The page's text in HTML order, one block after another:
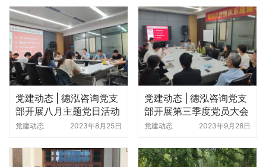
果。此次活动，不仅为德泓咨询的党建之路指明了方向，也
为德泓咨询成功开展党建工作种下了良善种子。
活动结声，董事长张语录向随行员工语重心长的分享道：走